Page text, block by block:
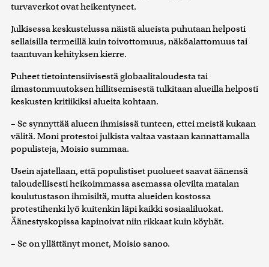
turvaverkot ovat heikentyneet.
Julkisessa keskustelussa näistä alueista puhutaan helposti
sellaisilla termeillä kuin toivottomuus, näköalattomuus tai
taantuvan kehityksen kierre.
Puheet tietointensiivisestä globaalitaloudesta tai
ilmastonmuutoksen hillitsemisestä tulkitaan alueilla helposti
keskusten kritiikiksi alueita kohtaan.
– Se synnyttää alueen ihmisissä tunteen, ettei meistä kukaan
välitä. Moni protestoi julkista valtaa vastaan kannattamalla
populisteja, Moisio summaa.
Usein ajatellaan, että populistiset puolueet saavat äänensä
taloudellisesti heikoimmassa asemassa olevilta matalan
koulutustason ihmisiltä, mutta alueiden kostossa
protestihenki lyö kuitenkin läpi kaikki sosiaaliluokat.
Äänestyskopissa kapinoivat niin rikkaat kuin köyhät.
– Se on yllättänyt monet, Moisio sanoo.